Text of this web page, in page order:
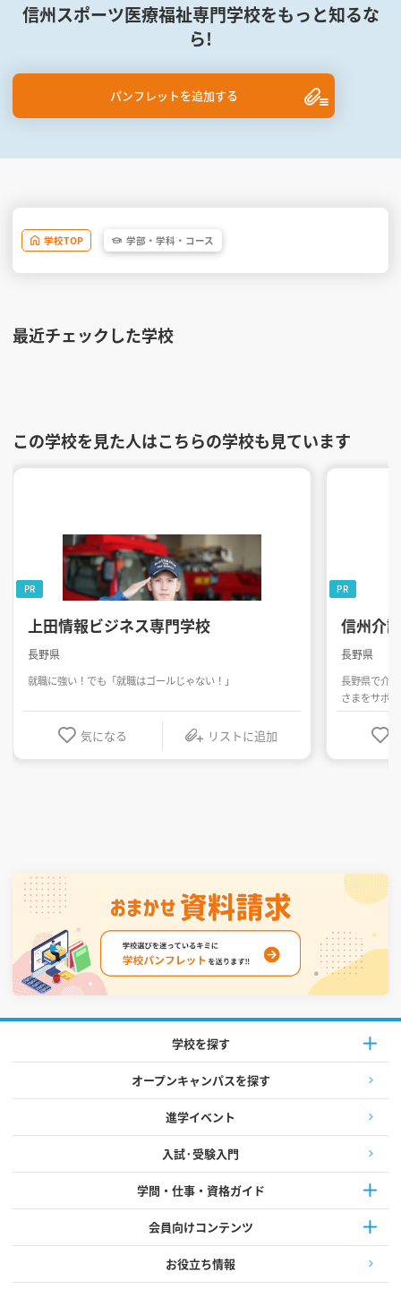
信州スポーツ医療福祉専門学校をもっと知るな
ら!
パンフレットを追加する
学校TOP 学部・ 学科・ コース
最近チェックした学校
この学校を見た人はこちらの学校も見ています
上田情報ビジネス専門学校
長野県
就職に強い！でも「就職はゴールじゃない！」
気になる リストに追加
PR
信州介
長野県
長野県で介
さまをサポ
PR
学校を探す
オープンキャンパスを探す
進学イベント
入試·受験入門
学問・仕事・資格ガイド
会員向けコンテンツ
お役立ち情報